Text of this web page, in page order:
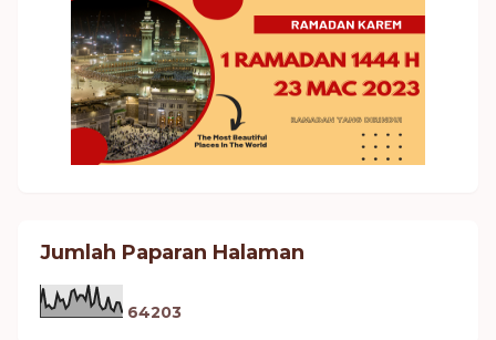
Jumlah Paparan Halaman
64203